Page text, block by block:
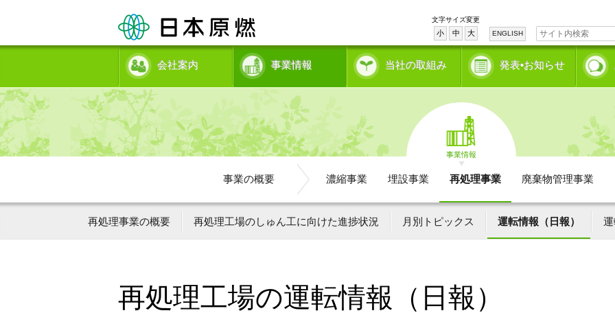
文字サイズ変更
小 中 大 ENGLISH
会社案内 事業情報 当社の取組み 発表•お知らせ
事業情報
事業の概要 濃縮事業 埋設事業 再処理事業 廃棄物管理事業
再処理事業の概要 再処理工場のしゅん工に向けた進捗状況 月別トピックス 運転情報（日報）
再処理工場の運転情報（日報）